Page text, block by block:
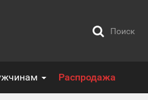
Поиск
Распродажа